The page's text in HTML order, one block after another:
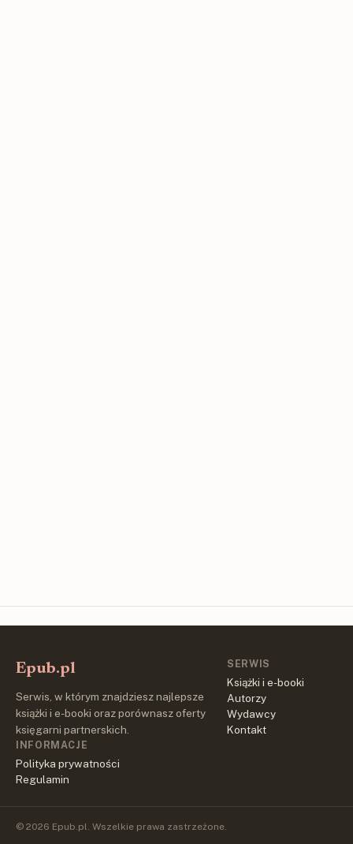
Epub.pl
Serwis, w którym znajdziesz najlepsze
książki i e-booki oraz porównasz oferty
księgarni partnerskich.
SERWIS
Książki i e-booki
Autorzy
Wydawcy
Kontakt
INFORMACJE
Polityka prywatności
Regulamin
© 2026 Epub.pl. Wszelkie prawa zastrzeżone.